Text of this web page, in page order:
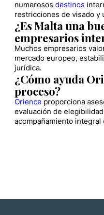
numerosos destinos
restricciones de visado y
¿Es Malta una
empresarios
Muchos empresarios
mercado europeo,
jurídica.
¿Cómo ayuda
proceso?
Orience proporciona
evaluación de
acompañamiento integral